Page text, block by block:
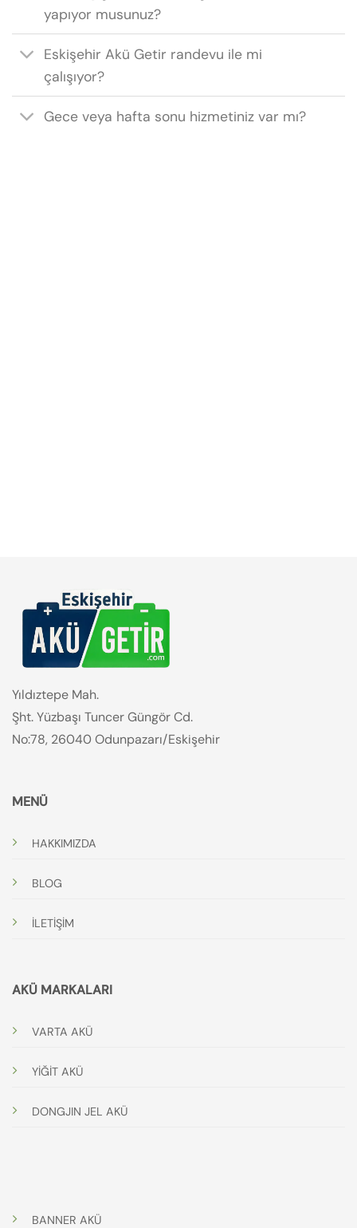
yapıyor musunuz?
Eskişehir Akü Getir randevu ile mi
çalışıyor?
Gece veya hafta sonu hizmetiniz var mı?
Yıldıztepe Mah.
Şht. Yüzbaşı Tuncer Güngör Cd.
No:78, 26040 Odunpazarı/Eskişehir
MENÜ
HAKKIMIZDA
BLOG
İLETİŞİM
AKÜ MARKALARI
VARTA AKÜ
YİĞİT AKÜ
DONGJIN JEL AKÜ
BANNER AKÜ